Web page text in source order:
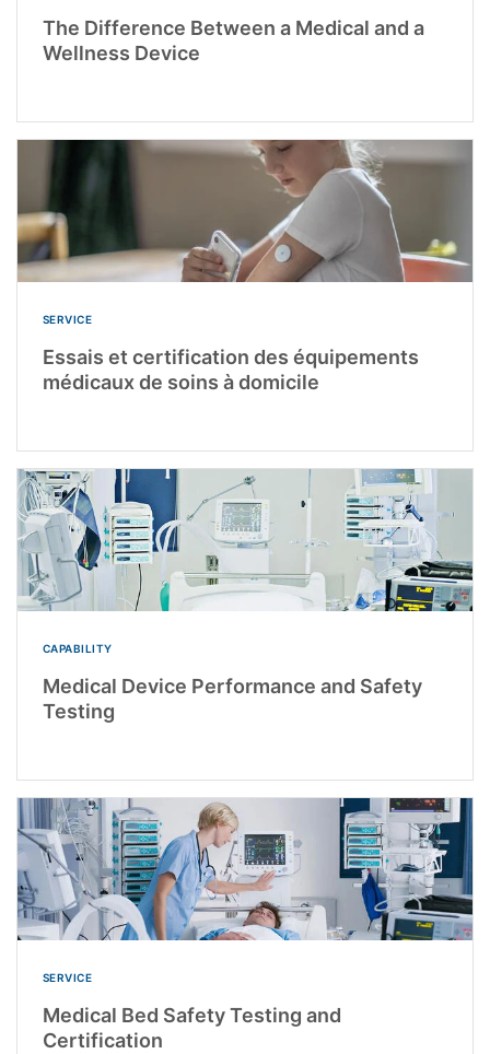
The Difference Between a Medical and a
Wellness Device
SERVICE
Essais et certification des équipements
médicaux de soins à domicile
CAPABILITY
Medical Device Performance and Safety
Testing
SERVICE
Medical Bed Safety Testing and
Certification